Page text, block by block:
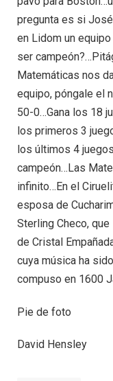
pregunta es si
en Lidom un
ser
Matemáticas nos
equipo, póngale el
50-0…Gana los 18
los primeros 3
los últimos 4
campeón…Las
infinito…En el
esposa de
Sterling Checo,
de Cristal
cuya música ha
compuso en 1600
Pie de foto
David Hensley